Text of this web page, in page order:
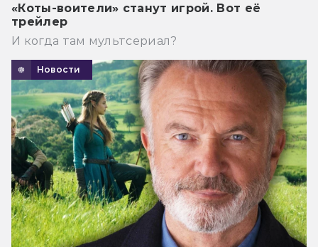
«Коты-воители» станут игрой. Вот её
трейлер
И когда там мультсериал?
Новости